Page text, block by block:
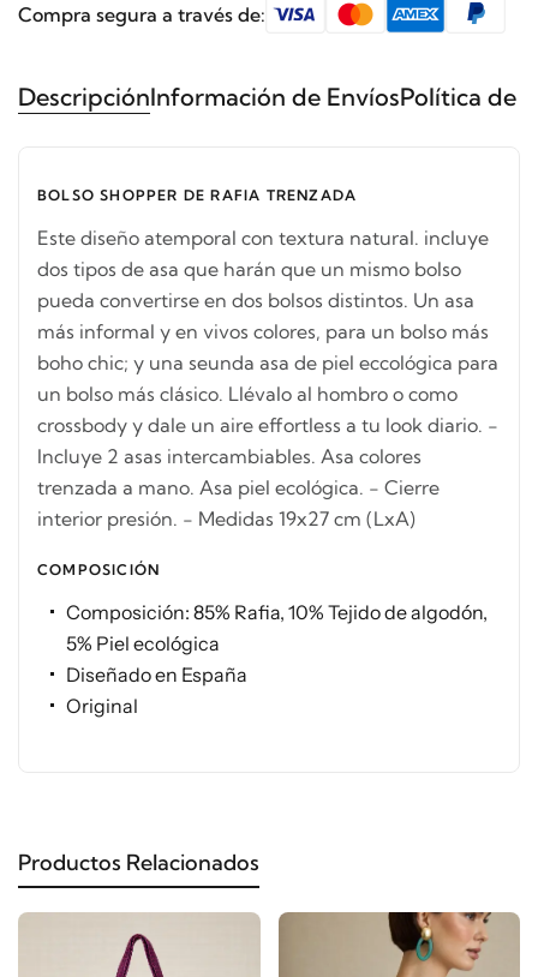
Compra segura a través de:
DescripciónInformación de EnvíosPolítica de
BOLSO SHOPPER DE RAFIA TRENZADA
Este diseño atemporal con textura natural. incluye
dos tipos de asa que harán que un mismo bolso
pueda convertirse en dos bolsos distintos. Un asa
más informal y en vivos colores, para un bolso más
boho chic; y una seunda asa de piel eccológica para
un bolso más clásico. Llévalo al hombro o como
crossbody y dale un aire effortless a tu look diario. -
Incluye 2 asas intercambiables. Asa colores
trenzada a mano. Asa piel ecológica. - Cierre
interior presión. - Medidas 19x27 cm (LxA)
COMPOSICIÓN
Composición: 85% Rafia, 10% Tejido de algodón,
5% Piel ecológica
Diseñado en España
Original
Productos Relacionados